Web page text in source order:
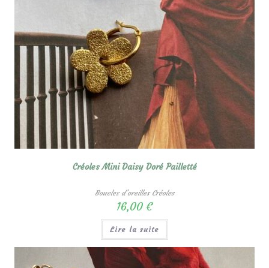
Créoles Mini Daisy Doré Pailletté
Boucles d'oreilles Créoles
16,00 €
Lire la suite